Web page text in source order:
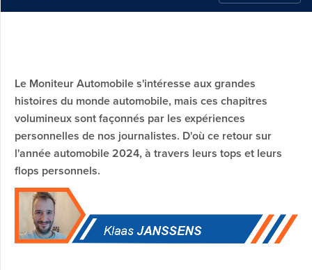
Le Moniteur Automobile s'intéresse aux grandes
histoires du monde automobile, mais ces chapitres
volumineux sont façonnés par les expériences
personnelles de nos journalistes. D'où ce retour sur
l'année automobile 2024, à travers leurs tops et leurs
flops personnels.